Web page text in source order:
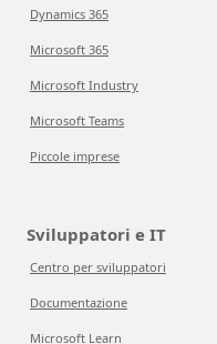
Dynamics 365
Microsoft 365
Microsoft Industry
Microsoft Teams
Piccole imprese
Sviluppatori e IT
Centro per sviluppatori
Documentazione
Microsoft Learn